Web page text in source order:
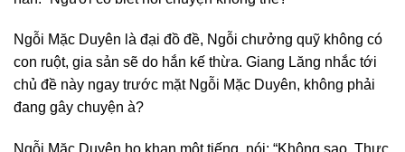
Ngỗi Mặc Duyên là đại đồ đề, Ngỗi chưởng quỹ không có
con ruột, gia sản sẽ do hắn kế thừa. Giang Lăng nhắc tới
chủ đề này ngay trước mặt Ngỗi Mặc Duyên, không phải
đang gây chuyện à?